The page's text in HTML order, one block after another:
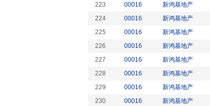
223
00016 新鸿基地产
224
00016 新鸿基地产
225
00016 新鸿基地产
226
00016 新鸿基地产
227
00016 新鸿基地产
228
00016 新鸿基地产
229
00016 新鸿基地产
230
00016 新鸿基地产